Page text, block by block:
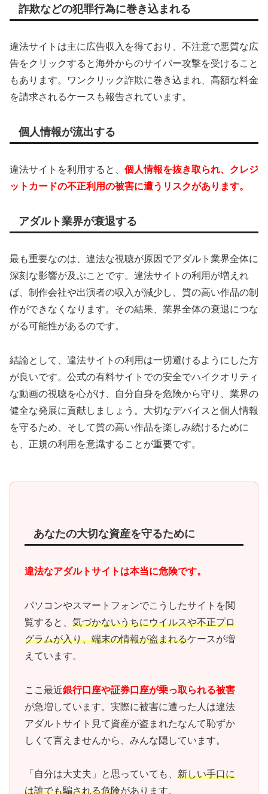
詐欺などの犯罪行為に巻き込まれる
違法サイトは主に広告収入を得ており、不注意で悪質な広
告をクリックすると海外からのサイバー攻撃を受けること
もあります。ワンクリック詐欺に巻き込まれ、高額な料金
を請求されるケースも報告されています。
個人情報が流出する
違法サイトを利用すると、 個人情報を抜き取られ、クレジ
ットカードの不正利用の被害に遭うリスクがあります。
アダルト業界が衰退する
最も重要なのは、違法な視聴が原因でアダルト業界全体に
深刻な影響が及ぶことです。違法サイトの利用が増えれ
ば、制作会社や出演者の収入が減少し、質の高い作品の制
作ができなくなります。その結果、業界全体の衰退につな
がる可能性があるのです。
結論として、違法サイトの利用は一切避けるようにした方
が良いです。公式の有料サイトでの安全でハイクオリティ
な動画の視聴を心がけ、自分自身を危険から守り、業界の
健全な発展に貢献しましょう。大切なデバイスと個人情報
を守るため、そして質の高い作品を楽しみ続けるために
も、正規の利用を意識することが重要です。
あなたの大切な資産を守るために
違法なアダルトサイトは本当に危険です。
パソコンやスマートフォンでこうしたサイトを閲
覧すると、 気づかないうちにウイルスや不正プロ
グラムが入り、端末の情報が盗まれるケースが増
えています。
ここ最近銀行口座や証券口座が乗っ取られる被害
が急増しています。実際に被害に遭った人は違法
アダルトサイト見て資産が盗まれたなんて恥ずか
しくて言えませんから、みんな隠しています。
「自分は大丈夫」と思っていても、 新しい手口に
は誰でも騙される危険があります。